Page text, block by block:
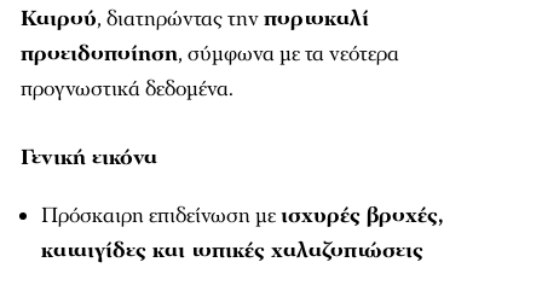
Καιρού, διατηρώντας τηνπορτοκαλί
προειδοποίηση, σύμφωνα με τα νεότερα
προγνωστικά δεδομένα.
Γενική εικόνα
Πρόσκαιρη επιδείνωση μεισχυρές βροχές,
καταιγίδες και τοπικές χαλαζοπτώσεις